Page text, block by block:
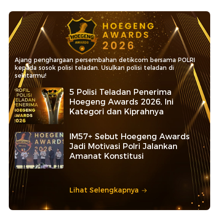
Ajang penghargaan persembahan detikcom bersama POLRI
kepada sosok polisi teladan. Usulkan polisi teladan di
sekitarmu!
5 Polisi Teladan Penerima
Hoegeng Awards 2026, Ini
Kategori dan Kiprahnya
IM57+ Sebut Hoegeng Awards
Jadi Motivasi Polri Jalankan
Amanat Konstitusi
Lihat Selengkapnya